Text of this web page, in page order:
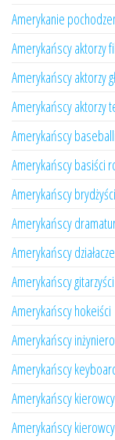
Amerykanie
Amerykańscy aktorzy
Amerykańscy aktorzy
Amerykańscy aktorzy
Amerykańscy
Amerykańscy basiści
Amerykańscy brydżyści
Amerykańscy
Amerykańscy
Amerykańscy
Amerykańscy hokeiści
Amerykańscy
Amerykańscy
Amerykańscy
Amerykańscy